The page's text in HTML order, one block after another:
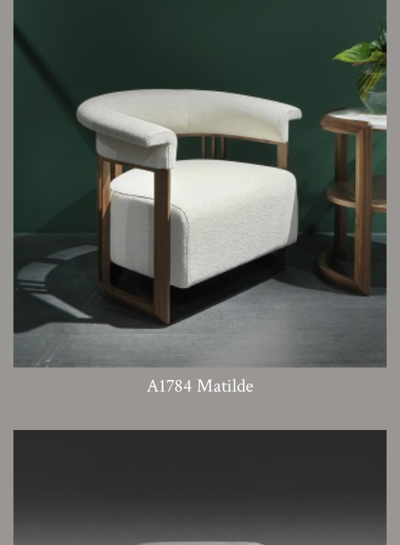
A1784 Matilde